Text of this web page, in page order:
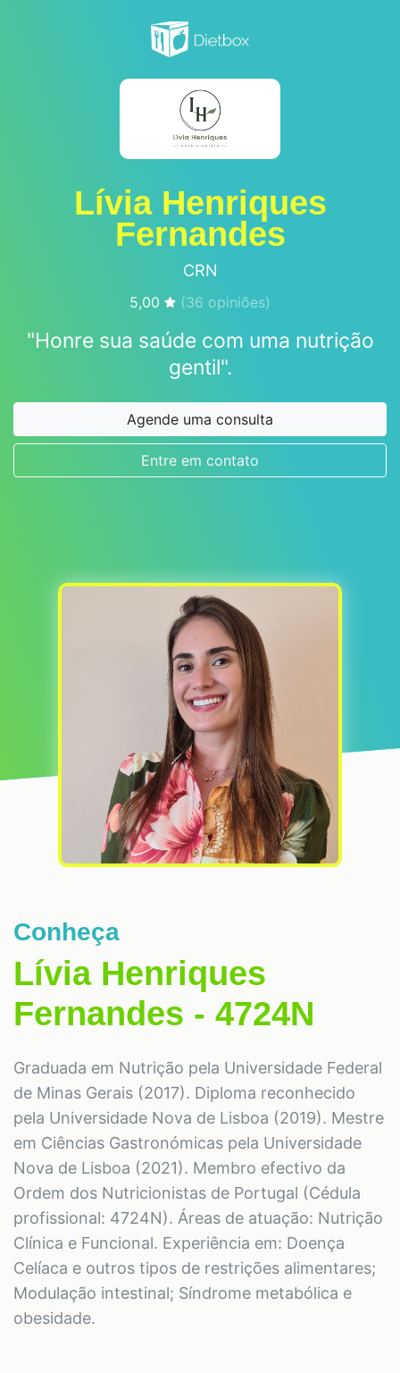
Lívia Henriques
Fernandes
CRN
5,00 (36 opiniões)
"Honre sua saúde com uma nutrição
gentil".
Agende uma consulta
Entre em contato
Conheça
Lívia Henriques
Fernandes - 4724N
Graduada em Nutrição pela Universidade Federal
de Minas Gerais (2017). Diploma reconhecido
pela Universidade Nova de Lisboa (2019). Mestre
em Ciências Gastronómicas pela Universidade
Nova de Lisboa (2021). Membro efectivo da
Ordem dos Nutricionistas de Portugal (Cédula
profissional: 4724N). Áreas de atuação: Nutrição
Clínica e Funcional. Experiência em: Doença
Celíaca e outros tipos de restrições alimentares;
Modulação intestinal; Síndrome metabólica e
obesidade.